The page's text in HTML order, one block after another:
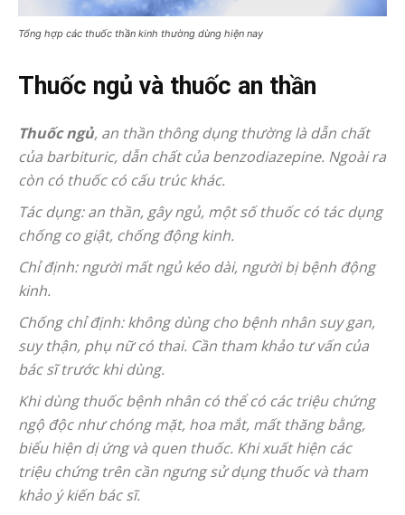
Tổng hợp các thuốc thần kinh thường dùng hiện nay
Thuốc ngủ và thuốc an thần
Thuốc ngủ, an thần thông dụng thường là dẫn chất
của barbituric, dẫn chất của benzodiazepine. Ngoài ra
còn có thuốc có cấu trúc khác.
Tác dụng: an thần, gây ngủ, một số thuốc có tác dụng
chống co giật, chống động kinh.
Chỉ định: người mất ngủ kéo dài, người bị bệnh động
kinh.
Chống chỉ định: không dùng cho bệnh nhân suy gan,
suy thận, phụ nữ có thai. Cần tham khảo tư vấn của
bác sĩ trước khi dùng.
Khi dùng thuốc bệnh nhân có thể có các triệu chứng
ngộ độc như chóng mặt, hoa mắt, mất thăng bằng,
biểu hiện dị ứng và quen thuốc. Khi xuất hiện các
triệu chứng trên cần ngưng sử dụng thuốc và tham
khảo ý kiến bác sĩ.